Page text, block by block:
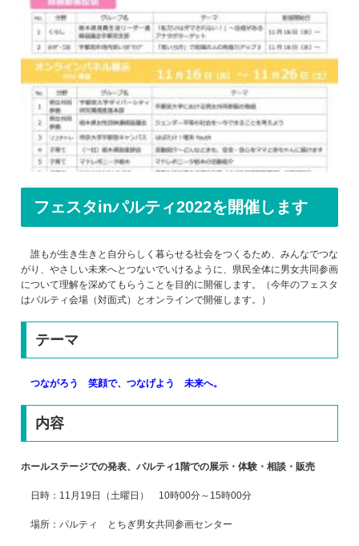
フェスタinパルティ2022を開催します
誰もが生き生きと自分らしく暮らせる社会をつくるため、みんなでつな
がり、やさしい未来へとつないでいけるように、県民全体に男女共同参画
について理解を深めてもらうことを目的に開催します。（今年のフェスタ
はパルティ会場（対面式）とオンラインで開催します。）
テーマ
つながろう 笑顔で、つなげよう 未来へ。
内容
ホールステージでの発表、パルティ1階での展示・体験・相談・販売
日時：11月19日（土曜日） 10時00分～15時00分
場所：パルティ とちぎ男女共同参画センター